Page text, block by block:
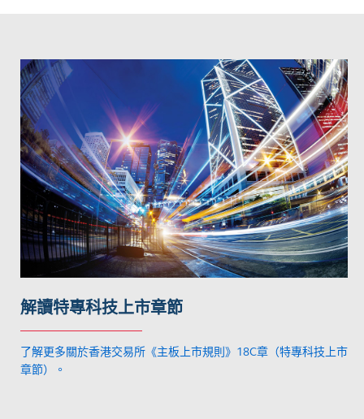
解讀特專科技上市章節
了解更多關於香港交易所《主板上市規則》18C章（特專科技上市
章節）。